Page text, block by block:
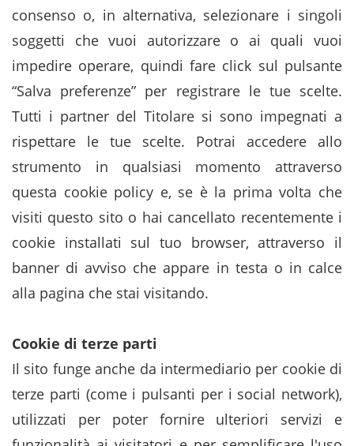
consenso o, in alternativa, selezionare i singoli
soggetti che vuoi autorizzare o ai quali vuoi
impedire operare, quindi fare click sul pulsante
“Salva preferenze” per registrare le tue scelte.
Tutti i partner del Titolare si sono impegnati a
rispettare le tue scelte. Potrai accedere allo
strumento in qualsiasi momento attraverso
questa cookie policy e, se è la prima volta che
visiti questo sito o hai cancellato recentemente i
cookie installati sul tuo browser, attraverso il
banner di avviso che appare in testa o in calce
alla pagina che stai visitando.
Cookie di terze parti
Il sito funge anche da intermediario per cookie di
terze parti (come i pulsanti per i social network),
utilizzati per poter fornire ulteriori servizi e